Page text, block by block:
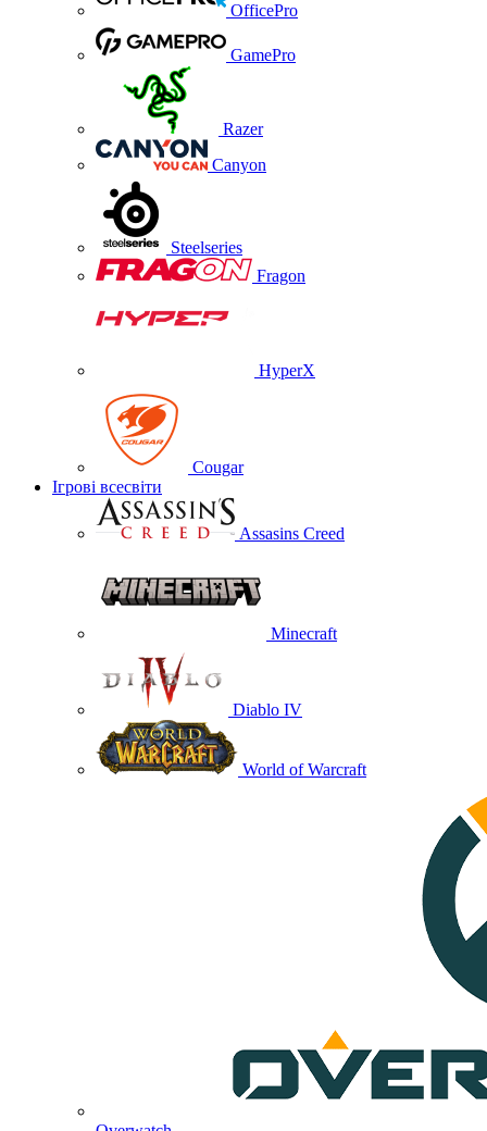
OfficePro
GamePro
Razer
Canyon
Steelseries
Fragon
HyperX
Cougar
Ігрові всесвіти
Assasins Creed
Minecraft
Diablo IV
World of Warcraft